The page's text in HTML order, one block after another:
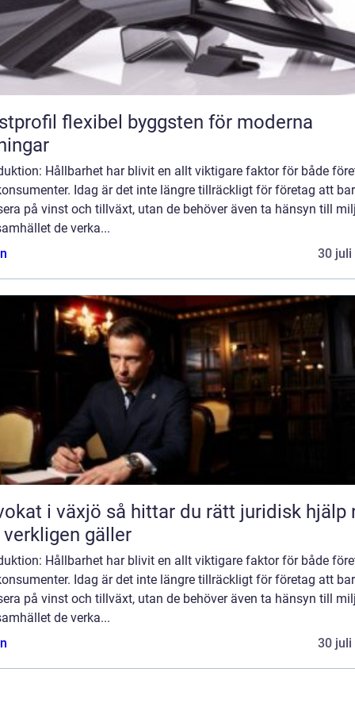
byggsten för moderna
Hållbarhet har blivit en allt viktigare faktor för både
Idag är det inte längre tillräckligt för företag att
på vinst och tillväxt, utan de behöver även ta hänsyn till
de verka...
30 juli
så hittar du rätt juridisk hjälp när
gäller
Hållbarhet har blivit en allt viktigare faktor för både
Idag är det inte längre tillräckligt för företag att
på vinst och tillväxt, utan de behöver även ta hänsyn till
de verka...
30 juli